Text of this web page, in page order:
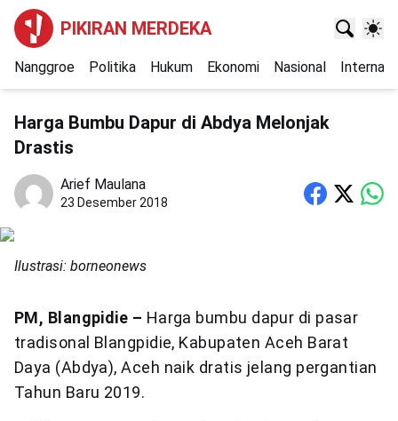
PIKIRAN MERDEKA
Nanggroe Politika Hukum Ekonomi Nasional
Harga Bumbu Dapur di Abdya Melonjak
Drastis
Arief Maulana
23 Desember 2018
Ilustrasi: borneonews
PM, Blangpidie – Harga bumbu dapur di pasar
tradisonal Blangpidie, Kabupaten Aceh Barat
Daya (Abdya), Aceh naik dratis jelang pergantian
Tahun Baru 2019.